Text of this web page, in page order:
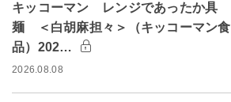
キッコーマン レンジであったか具
麺 ＜白胡麻担々＞（キッコーマン食
品）202…
2026.08.08